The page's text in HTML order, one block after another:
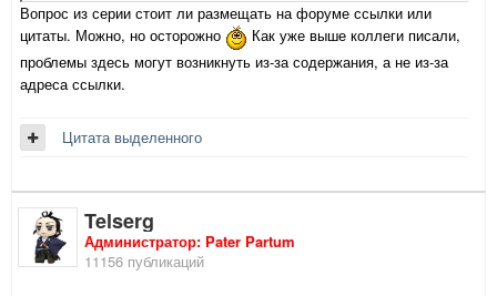
Вопрос из серии стоит ли размещать на форуме ссылки или
цитаты. Можно, но осторожно
Как уже выше коллеги писали,
проблемы здесь могут возникнуть из-за содержания, а не из-за
адреса ссылки.
Цитата выделенного
Telserg
Администратор: Pater Partum
11156 публикаций